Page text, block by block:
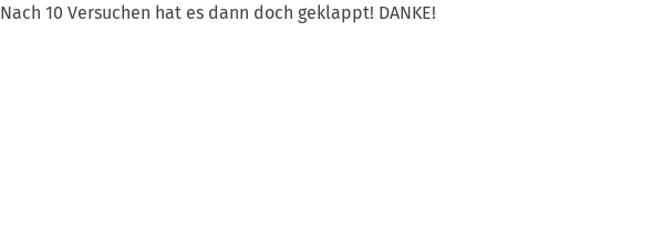
Nach 10 Versuchen hat es dann doch geklappt! DANKE!